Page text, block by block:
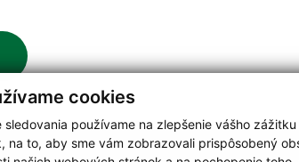
cookies
používame na zlepšenie vášho zážitku
na to, aby sme vám zobrazovali prispôsobený
Response